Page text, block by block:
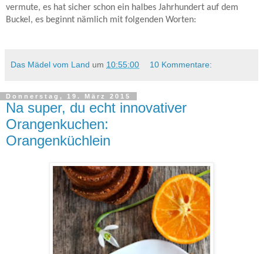
vermute, es hat sicher schon ein halbes Jahrhundert auf dem
Buckel, es beginnt nämlich mit folgenden Worten:
Das Mädel vom Land um 10:55:00 10 Kommentare:
Donnerstag, 19. März 2015
Na super, du echt innovativer
Orangenkuchen:
Orangenküchlein